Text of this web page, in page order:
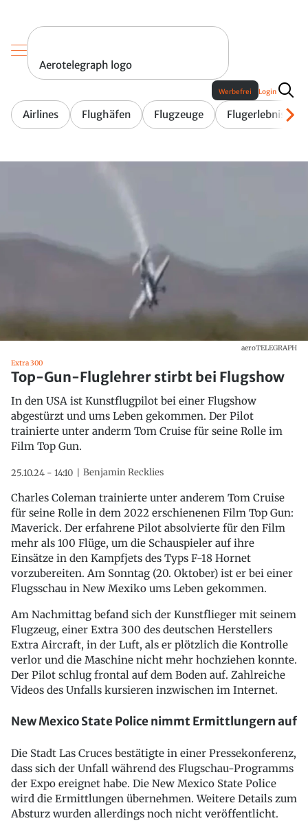
Aerotelegraph logo
Airlines Flughäfen Flugzeuge Flugerlebnis
Werbefrei Login
aeroTELEGRAPH
Extra 300
Top-Gun-Fluglehrer stirbt bei Flugshow
In den USA ist Kunstflugpilot bei einer Flugshow
abgestürzt und ums Leben gekommen. Der Pilot
trainierte unter anderm Tom Cruise für seine Rolle im
Film Top Gun.
25.10.24 - 14:10 Benjamin Recklies
Charles Coleman trainierte unter anderem Tom Cruise
für seine Rolle in dem 2022 erschienenen Film Top Gun:
Maverick. Der erfahrene Pilot absolvierte für den Film
mehr als 100 Flüge, um die Schauspieler auf ihre
Einsätze in den Kampfjets des Typs F-18 Hornet
vorzubereiten. Am Sonntag (20. Oktober) ist er bei einer
Flugsschau in New Mexiko ums Leben gekommen.
Am Nachmittag befand sich der Kunstflieger mit seinem
Flugzeug, einer Extra 300 des deutschen Herstellers
Extra Aircraft, in der Luft, als er plötzlich die Kontrolle
verlor und die Maschine nicht mehr hochziehen konnte.
Der Pilot schlug frontal auf dem Boden auf. Zahlreiche
Videos des Unfalls kursieren inzwischen im Internet.
New Mexico State Police nimmt Ermittlungern auf
Die Stadt Las Cruces bestätigte in einer Pressekonferenz,
dass sich der Unfall während des Flugschau-Programms
der Expo ereignet habe. Die New Mexico State Police
wird die Ermittlungen übernehmen. Weitere Details zum
Absturz wurden allerdings noch nicht veröffentlicht.